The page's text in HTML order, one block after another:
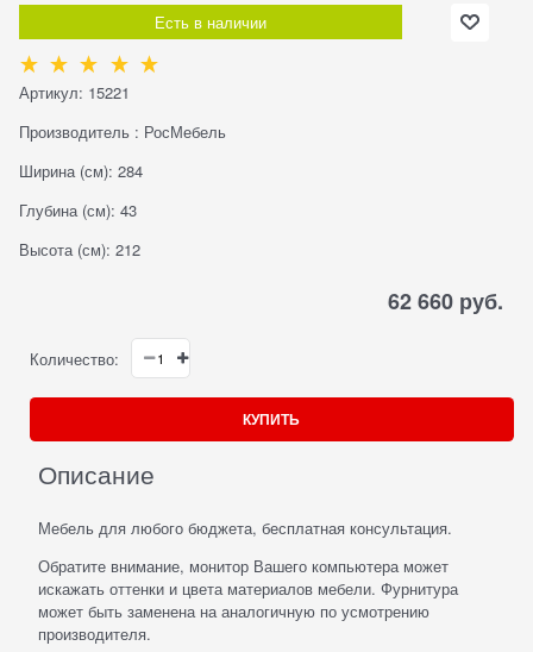
Есть в наличии
Артикул: 15221
Производитель : РосМебель
Ширина (см): 284
Глубина (см): 43
Высота (см): 212
62 660 руб.
Количество:
КУПИТЬ
Описание
Мебель для любого бюджета, бесплатная консультация.
Обратите внимание, монитор Вашего компьютера может
искажать оттенки и цвета материалов мебели. Фурнитура
может быть заменена на аналогичную по усмотрению
производителя.